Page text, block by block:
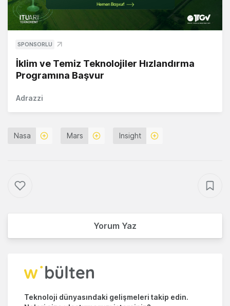
SPONSORLU
İklim ve Temiz Teknolojiler Hızlandırma
Programına Başvur
Adrazzi
Nasa Mars Insight
Yorum Yaz
Teknoloji dünyasındaki gelişmeleri takip edin.